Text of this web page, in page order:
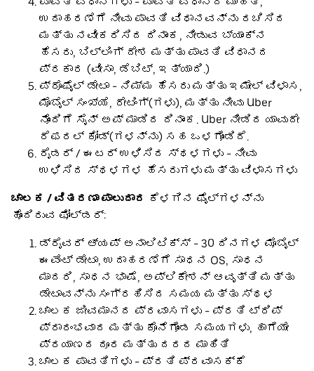
ಉದಾಹರಣೆಗೆ ನೀವು ಪಾವತಿ ವಿಧಾನವನ್ನು ರಚಿಸಿದ
ಮತ್ತು ನವೀಕರಿಸಿದ ದಿನಾಂಕ, ನೀಡುವ ಬ್ಯಾಂಕ್‌ನ
ಹೆಸರು, ಬಿಲ್ಲಿಂಗ್ ದೇಶ ಮತ್ತು ಪಾವತಿ ವಿಧಾನದ
ಪ್ರಕಾರ (ವೀಸಾ, ಡೆಬಿಟ್, ಇತ್ಯಾದಿ.)
ಪ್ರೊಫೈಲ್ ಡೇಟಾ - ನಿಮ್ಮ ಹೆಸರು ಮತ್ತು ಇಮೇಲ್ ವಿಳಾಸ,
ಮೊಬೈಲ್ ಸಂಖ್ಯೆ, ರೇಟಿಂಗ್(ಗಳು), ಮತ್ತು ನೀವು Uber
ನೊಂದಿಗೆ ಸೈನ್ ಅಪ್ ಮಾಡಿದ ದಿನಾಂಕ. Uber ನೀಡಿದ ಯಾವುದೇ
ರೆಫರಲ್ ಕೋಡ್(ಗಳನ್ನು) ಸಹ ಒಳಗೊಂಡಿದೆ.
ರೈಡರ್ / ಈಟರ್ ಉಳಿಸಿದ ಸ್ಥಳಗಳು - ನೀವು
ಉಳಿಸಿದ ಸ್ಥಳಗಳ ಹೆಸರುಗಳು ಮತ್ತು ವಿಳಾಸಗಳು
ಚಾಲಕ / ವಿತರಣಾ ಪಾಲುದಾರ
ಕೆಳಗಿನ ಫೈಲ್‌ಗಳನ್ನು
ಹೊಂದಿರುವ ಫೋಲ್ಡರ್:
ಡ್ರೈವರ್ ಆ್ಯಪ್ ಅನಾಲಿಟಿಕ್ಸ್ - 30 ದಿನಗಳ ಮೊಬೈಲ್
ಈವೆಂಟ್ ಡೇಟಾ, ಉದಾಹರಣೆಗೆ ಸಾಧನ OS, ಸಾಧನ
ಮಾದರಿ, ಸಾಧನ ಭಾಷೆ, ಅಪ್ಲಿಕೇಶನ್ ಆವೃತ್ತಿ ಮತ್ತು
ಡೇಟಾವನ್ನು ಸಂಗ್ರಹಿಸಿದ ಸಮಯ ಮತ್ತು ಸ್ಥಳ
ಚಾಲಕ ಜೀವಮಾನದ ಪ್ರವಾಸಗಳು - ಪ್ರತಿ ಟ್ರಿಪ್
ಪ್ರಾರಂಭವಾದ ಮತ್ತು ಕೊನೆಗೊಂಡ ಸಮಯಗಳು, ಹಾಗೆಯೇ
ಪ್ರಯಾಣದ ದೂರ ಮತ್ತು ದರದ ಮಾಹಿತಿ
ಚಾಲಕ ಪಾವತಿಗಳು - ಪ್ರತಿ ಪ್ರವಾಸಕ್ಕೆ